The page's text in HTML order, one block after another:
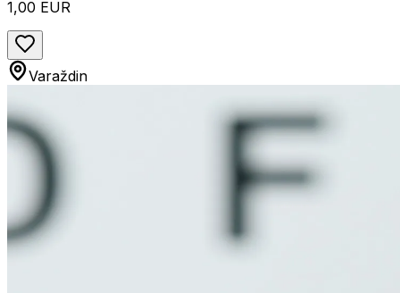
1,00 EUR
Varaždin